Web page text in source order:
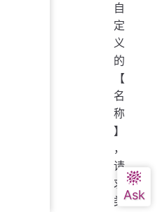
自
定
义
的
【
名
称
】
，
请
求
类